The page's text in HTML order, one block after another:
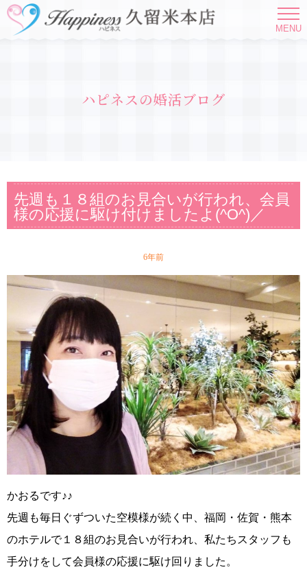
MENU
ハピネスの婚活ブログ
先週も１８組のお見合いが行われ、会員
様の応援に駆け付けましたよ(^O^)／
6年前
かおるです♪♪
先週も毎日ぐずついた空模様が続く中、福岡・佐賀・熊本
のホテルで１８組のお見合いが行われ、私たちスタッフも
手分けをして会員様の応援に駆け回りました。